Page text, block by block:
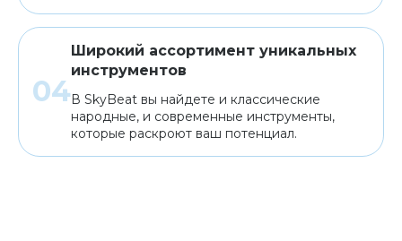
Широкий ассортимент уникальных
инструментов
В SkyBeat вы найдете и классические
народные, и современные инструменты,
которые раскроют ваш потенциал.